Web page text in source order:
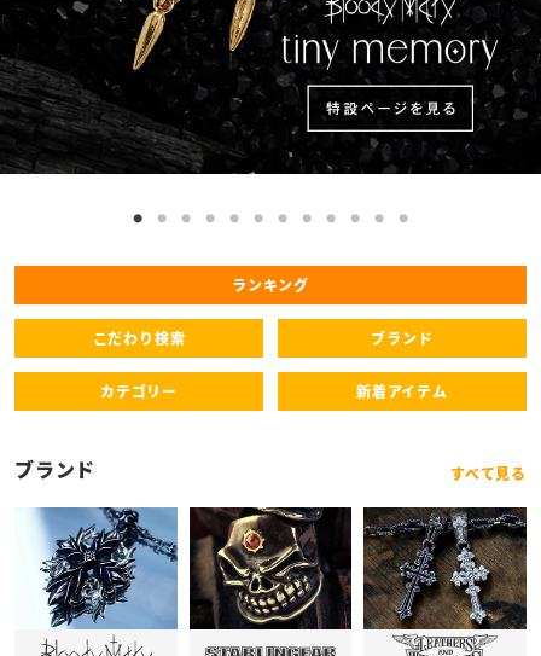
ランキング
こだわり検索 ブランド
カテゴリー 新着アイテム
ブランド すべて見る